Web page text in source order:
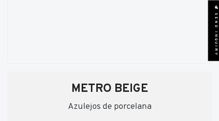
METRO BEIGE
Azulejos de porcelana
SEND INQUIRY